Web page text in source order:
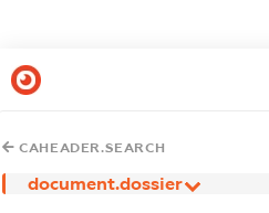
CAHEADER.SEARCH
document.dossier